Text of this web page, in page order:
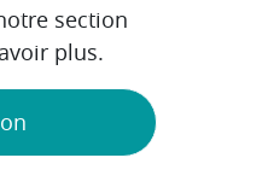
section
plus.